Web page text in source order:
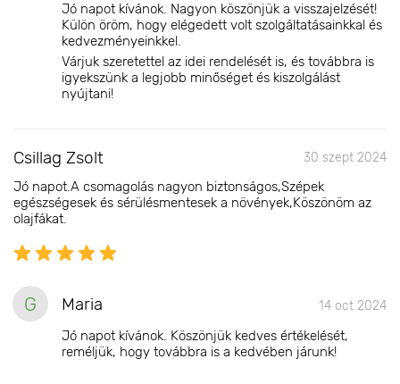
Jó napot kívánok. Nagyon köszönjük a visszajelzését!
Külön öröm, hogy elégedett volt szolgáltatásainkkal és
kedvezményeinkkel.
Várjuk szeretettel az idei rendelését is, és továbbra is
igyekszünk a legjobb minőséget és kiszolgálást
nyújtani!
Csillag Zsolt 30 szept 2024
Jó napot.A csomagolás nagyon biztonságos,Szépek
egészségesek és sérülésmentesek a növények,Köszönöm az
olajfákat.
G Maria 14 oct 2024
Jó napot kívánok. Köszönjük kedves értékelését,
reméljük, hogy továbbra is a kedvében járunk!